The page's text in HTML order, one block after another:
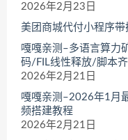
2026年2月23日
美团商城代付小程序带
嘎嘎亲测–多语言算力
码/FIL线性释放/脚本
2026年2月21日
嘎嘎亲测–2026年1月
频搭建教程
2026年2月21日